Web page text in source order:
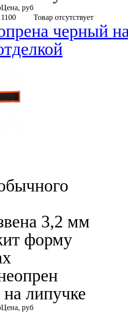
Цена, руб
1100 Товар отсутствует
черный
3,2 мм
форму
на липучке
Цена, руб